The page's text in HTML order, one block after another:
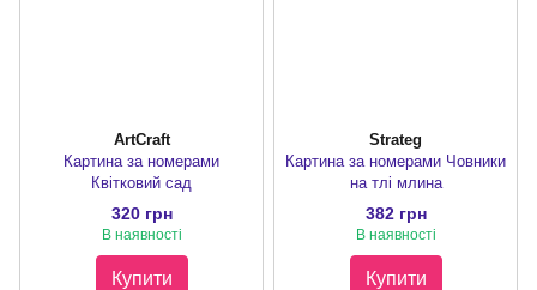
ArtCraft
Картина за номерами
Квітковий сад
320 грн
В наявності
Купити
Strateg
Картина за номерами Човники
на тлі млина
382 грн
В наявності
Купити